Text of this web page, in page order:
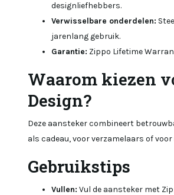
designliefhebbers.
Verwisselbare onderdelen:
jarenlang gebruik.
Garantie: Zippo Lifetime
Waarom kiezen
Design?
Deze aansteker combineert
als cadeau, voor verzamelaars of
Gebruikstips
Vullen: Vul de aansteker met